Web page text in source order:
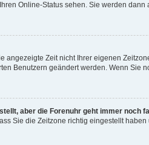
Online-Status sehen. Sie werden
angezeigte Zeit nicht Ihrer eigenen
Benutzern geändert werden. Wenn Sie
aber die Forenuhr geht immer noch
Sie die Zeitzone richtig eingestellt